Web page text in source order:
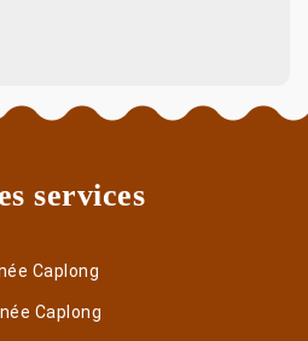
services
Caplong
Caplong